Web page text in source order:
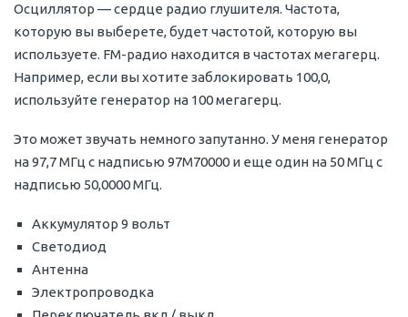
Осциллятор — сердце радио глушителя. Частота,
которую вы выберете, будет частотой, которую вы
используете. FM-радио находится в частотах мегагерц.
Например, если вы хотите заблокировать 100,0,
используйте генератор на 100 мегагерц.
Это может звучать немного запутанно. У меня генератор
на 97,7 МГц с надписью 97M70000 и еще один на 50 МГц с
надписью 50,0000 МГц.
Аккумулятор 9 вольт
Светодиод
Антенна
Электропроводка